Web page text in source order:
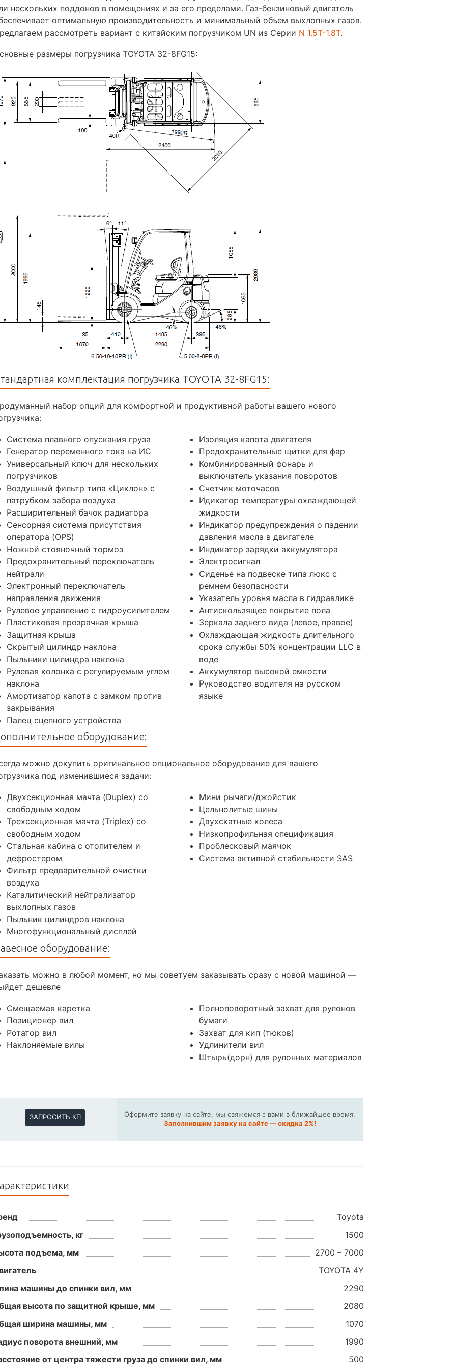
нескольких поддонов в помещениях и за его пределами. Газ-бензиновый двигатель
оптимальную производительность и минимальный объем выхлопных газов.
рассмотреть вариант с китайским погрузчиком UN из Cерии N 1.5T-1.8T.
размеры погрузчика TOYOTA 32-8FG15:
комплектация погрузчика TOYOTA 32-8FG15:
набор опций для комфортной и продуктивной работы вашего нового
Система плавного опускания груза
Генератор переменного тока на ИС
Универсальный ключ для нескольких
погрузчиков
Воздушный фильтр типа «Циклон» с
патрубком забора воздуха
Расширительный бачок радиатора
Сенсорная система присутствия
оператора (OPS)
Ножной стояночный тормоз
Предохранительный переключатель
нейтрали
Электронный переключатель
направления движения
Рулевое управление с гидроусилителем
Пластиковая прозрачная крыша
Защитная крыша
Скрытый цилиндр наклона
Пыльники цилиндра наклона
Рулевая колонка с регулируемым углом
наклона
Амортизатор капота с замком против
закрывания
Палец сцепного устройства
Изоляция капота двигателя
Предохранительные щитки для фар
Комбинированный фонарь и
выключатель указания поворотов
Счетчик моточасов
Идикатор температуры охлаждающей
жидкости
Индикатор предупреждения о падении
давления масла в двигателе
Индикатор зарядки аккумулятора
Электросигнал
Сиденье на подвеске типа люкс с
ремнем безопасности
Указатель уровня масла в гидравлике
Антискользящее покрытие пола
Зеркала заднего вида (левое, правое)
Охлаждающая жидкость длительного
срока службы 50% концентрации LLC в
воде
Аккумулятор высокой емкости
Руководство водителя на русском
языке
оборудование:
можно докупить оригинальное опциональное оборудование для вашего
под изменившиеся задачи:
Двухсекционная мачта (Duplex) со
свободным ходом
Трехсекционная мачта (Triplex) со
свободным ходом
Стальная кабина с отопителем и
дефростером
Фильтр предварительной очистки
воздуха
Каталитический нейтрализатор
выхлопных газов
Пыльник цилиндров наклона
Многофункциональный дисплей
Мини рычаги/джойстик
Цельнолитые шины
Двухскатные колеса
Низкопрофильная спецификация
Проблесковый маячок
Система активной стабильности SAS
оборудование:
можно в любой момент, но мы советуем заказывать сразу с новой машиной —
дешевле
Смещаемая каретка
Позиционер вил
Ротатор вил
Наклоняемые вилы
Полноповоротный захват для рулонов
бумаги
Захват для кип (тюков)
Удлинители вил
Штырь(дорн) для рулонных материалов
ЗАПРОСИТЬ КП
Оформите заявку на сайте, мы свяжемся с вами в ближайшее время.
Заполнившим заявку на сайте — скидка 2%!
Toyota
кг
1500
подъема, мм
2700 – 7000
TOYOTA 4Y
машины до спинки вил, мм
2290
высота по защитной крыше, мм
2080
ширина машины, мм
1070
поворота внешний, мм
1990
от центра тяжести груза до спинки вил, мм
500